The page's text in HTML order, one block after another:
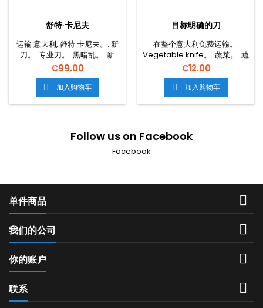
舒特·卡尼夫
运输 意大利, 舒特·卡尼夫。. 新
刀。. 专业刀。. 黑暗乱。. 新
刀。. 专业博士。. 新的厨房。.
€99.00
 加入购物车
目标明确的刀
在整个意大利免费运输。.
Vegetable knife。. 蔬菜。. 蔬
菜。. 新刀。. 专业刀。. 新刀。.
蔬菜。. 无钢的新刀。.
€12.00
 加入购物车
Follow us on Facebook
Facebook
单件商品 
我们的公司 
你的账户 
联系 